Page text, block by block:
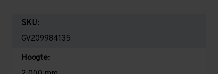
SKU:
GV209984135
Hoogte: